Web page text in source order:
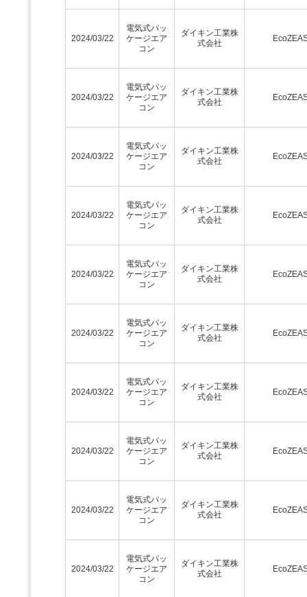
2024/03/22
電気式パッ
ケージエア
コン
ダイキン工業株
式会社
2024/03/22
電気式パッ
ケージエア
コン
ダイキン工業株
式会社
2024/03/22
電気式パッ
ケージエア
コン
ダイキン工業株
式会社
2024/03/22
電気式パッ
ケージエア
コン
ダイキン工業株
式会社
2024/03/22
電気式パッ
ケージエア
コン
ダイキン工業株
式会社
2024/03/22
電気式パッ
ケージエア
コン
ダイキン工業株
式会社
2024/03/22
電気式パッ
ケージエア
コン
ダイキン工業株
式会社
2024/03/22
電気式パッ
ケージエア
コン
ダイキン工業株
式会社
2024/03/22
電気式パッ
ケージエア
コン
ダイキン工業株
式会社
2024/03/22
電気式パッ
ケージエア
コン
ダイキン工業株
式会社